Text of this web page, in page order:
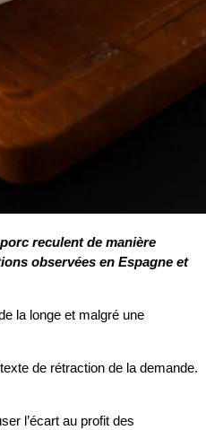
reculent de manière
observées en Espagne et
la longe et malgré une
de rétraction de la demande.
l’écart au profit des